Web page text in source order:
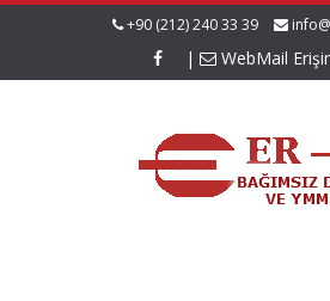
+90 (212) 240 33 39
| WebMail